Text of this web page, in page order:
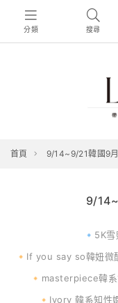
分類 搜尋
首頁 9/14~9/21韓國9
9/
🔹5K
🔸If you say so韓妞微
🔸masterpiece韓
🔸Ivory 韓系知性